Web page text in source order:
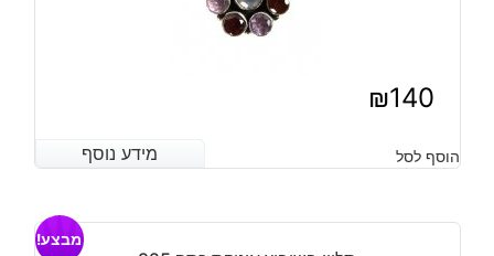
₪140
מידע נוסף הוסף לסל מידע נוסף
מבצע!